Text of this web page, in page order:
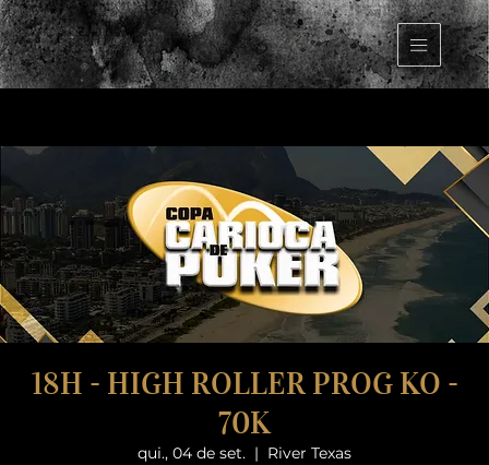
18H - HIGH ROLLER PROG KO -
70K
qui., 04 de set.
  |
River Texas